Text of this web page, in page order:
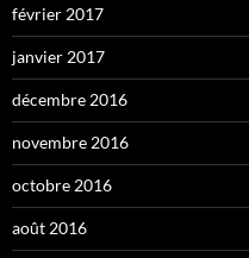
février 2017
janvier 2017
décembre 2016
novembre 2016
octobre 2016
août 2016